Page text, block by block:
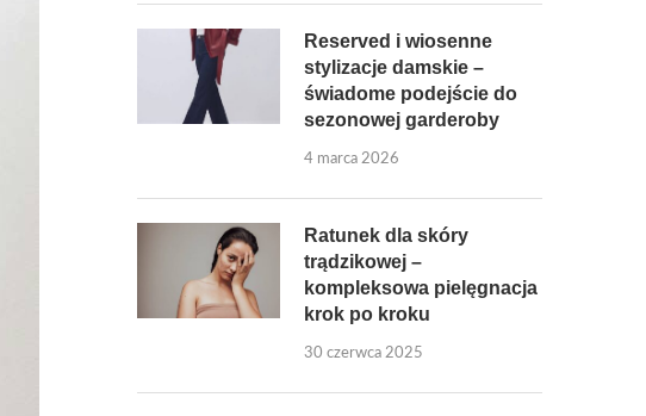
Reserved i wiosenne
stylizacje damskie –
świadome podejście do
sezonowej garderoby
4 marca 2026
Ratunek dla skóry
trądzikowej –
kompleksowa pielęgnacja
krok po kroku
30 czerwca 2025